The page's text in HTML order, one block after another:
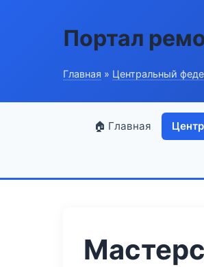
Портал
Главная » Центральный
🏠 Главная